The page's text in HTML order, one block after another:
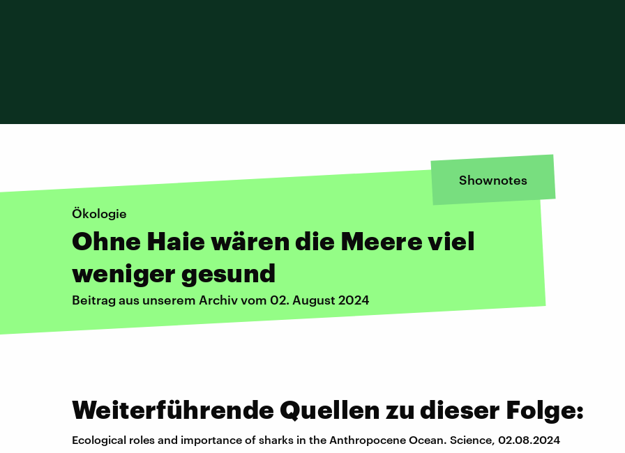
Shownotes
Ökologie
Ohne Haie wären die Meere viel
weniger gesund
Beitrag aus unserem Archiv vom 02. August 2024
Weiterführende Quellen zu dieser Folge:
Ecological roles and importance of sharks in the Anthropocene Ocean. Science, 02.08.2024